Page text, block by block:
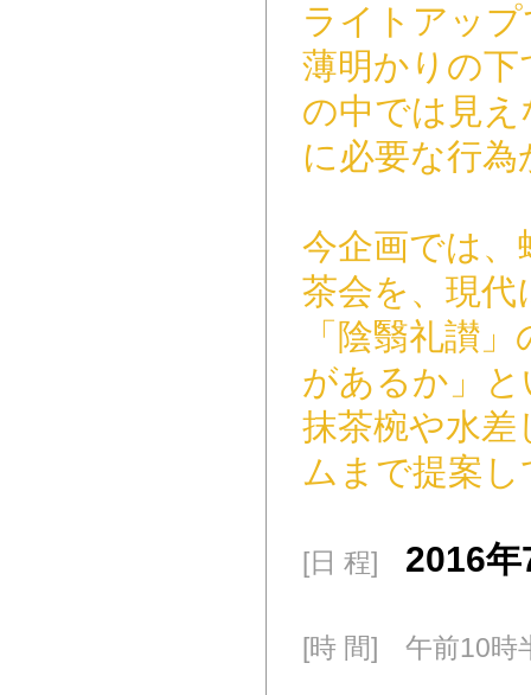
ライトアッ
薄明かりの
の中では見
に必要な行
今企画では
茶会を、現
「陰翳礼讃
があるか」
抹茶椀や水
ムまで提案
[日 程] 2016
[時 間] 午前10時